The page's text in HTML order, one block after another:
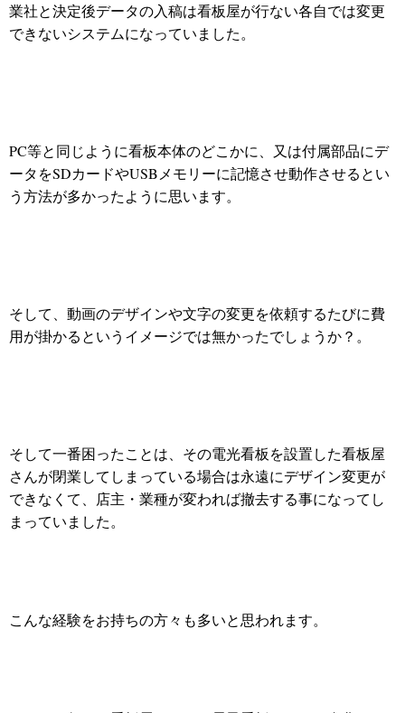
業社と決定後データの入稿は看板屋が行ない各自では変更
できないシステムになっていました。
PC等と同じように看板本体のどこかに、又は付属部品にデ
ータをSDカードやUSBメモリーに記憶させ動作させるとい
う方法が多かったように思います。
そして、動画のデザインや文字の変更を依頼するたびに費
用が掛かるというイメージでは無かったでしょうか？。
そして一番困ったことは、その電光看板を設置した看板屋
さんが閉業してしまっている場合は永遠にデザイン変更が
できなくて、店主・業種が変われば撤去する事になってし
まっていました。
こんな経験をお持ちの方々も多いと思われます。